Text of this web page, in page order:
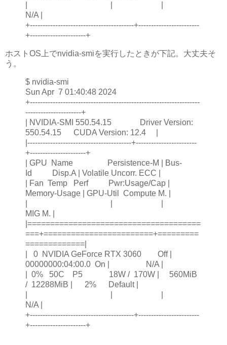
N/A |
+-----------------------------------------+------------------------
+----------------------+
ホストOS上でnvidia-smiを実行したときが下記。大丈夫そ
う。
$ nvidia-smi
Sun Apr 7 01:40:48 2024
+-------------------------------------------------------------------
----------------------+
| NVIDIA-SMI 550.54.15 Driver Version:
550.54.15 CUDA Version: 12.4 |
|-----------------------------------------+------------------------
+----------------------+
| GPU Name Persistence-M | Bus-
Id Disp.A | Volatile Uncorr. ECC |
| Fan Temp Perf Pwr:Usage/Cap |
Memory-Usage | GPU-Util Compute M. |
MIG M. |
|======================================
===+========================+=========
=============|
| 0 NVIDIA GeForce RTX 3060 Off |
00000000:04:00.0 On | N/A |
| 0% 50C P5 18W / 170W | 560MiB
/ 12288MiB | 2% Default |
N/A |
+-----------------------------------------+------------------------
+----------------------+